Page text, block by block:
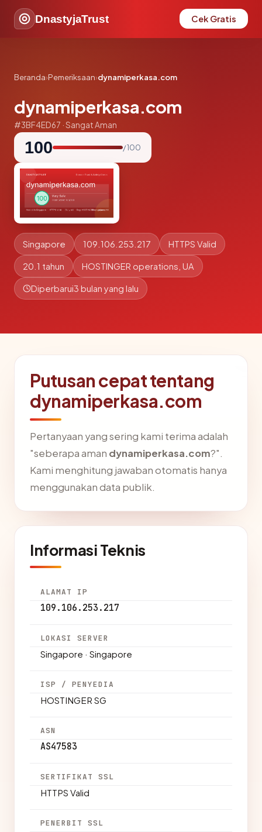
DnastyjaTrust Cek Gratis
Beranda›Pemeriksaan›dynamiperkasa.com
dynamiperkasa.com
#3BF4ED67 · Sangat Aman
100 / 100
Singapore 109.106.253.217 HTTPS Valid
20.1 tahun HOSTINGER operations, UA
Diperbarui3 bulan yang lalu
Putusan cepat tentang
dynamiperkasa.com
Pertanyaan yang sering kami terima adalah
"seberapa aman dynamiperkasa.com?".
Kami menghitung jawaban otomatis hanya
menggunakan data publik.
Informasi Teknis
ALAMAT IP
109.106.253.217
LOKASI SERVER
Singapore · Singapore
ISP / PENYEDIA
HOSTINGER SG
ASN
AS47583
SERTIFIKAT SSL
HTTPS Valid
PENERBIT SSL